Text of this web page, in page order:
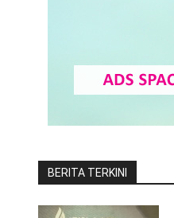
BERITA TERKINI